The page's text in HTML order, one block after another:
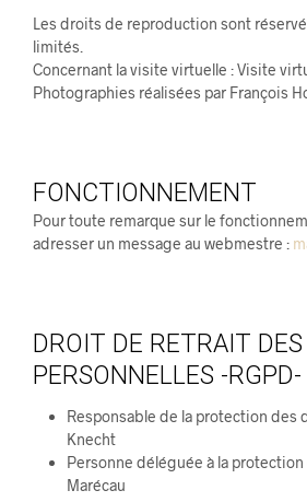
Les droits de reproduction sont
limités.
Concernant la visite virtuelle : Visite
Photographies réalisées par François
FONCTIONNEMENT
Pour toute remarque sur le
adresser un message au webmestre :
DROIT DE RETRAIT
PERSONNELLES -RGPD-
Responsable de la protection des
Knecht
Personne déléguée à la
Marécau